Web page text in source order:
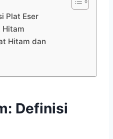
Plat Eser
Hitam
Hitam dan
Definisi